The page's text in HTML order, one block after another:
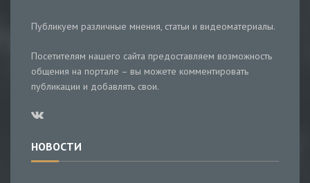
Публикуем различные мнения, статьи и видеоматериалы.
Посетителям нашего сайта предоставляем возможность
общения на портале – вы можете комментировать
публикации и добавлять свои.
НОВОСТИ